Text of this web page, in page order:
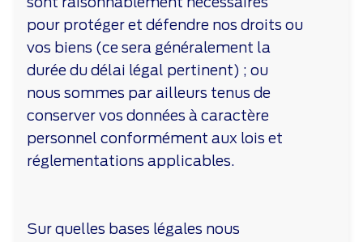
pour protéger et défendre nos droits ou
vos biens (ce sera généralement la
durée du délai légal pertinent) ; ou
nous sommes par ailleurs tenus de
conserver vos données à caractère
personnel conformément aux lois et
réglementations applicables.
Sur quelles bases légales nous